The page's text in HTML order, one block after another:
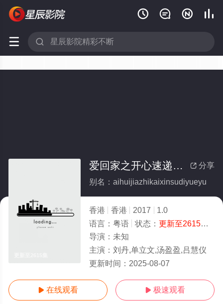
   
 
 分享
爱回家之开心速递粤语
别名：aihuijiazhikaixinsudiyueyu
香港 香港 2017
1.0
语言： 粤语 状态： 更新至2615集
导演： 未知
主演： 刘丹,单立文,汤盈盈,吕慧仪
更新时间： 2025-08-07
 在线观看  极速观看